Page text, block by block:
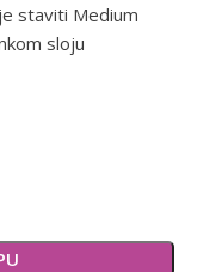
staviti Medium
sloju